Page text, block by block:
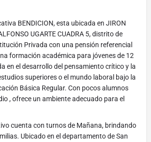
BENDICION, esta ubicada en JIRON
UGARTE CUADRA 5, distrito de
Privada con una pensión referencial
formación académica para jóvenes de 12
en el desarrollo del pensamiento crítico y la
superiores o el mundo laboral bajo la
Básica Regular. Con pocos alumnos
, ofrece un ambiente adecuado para el
cuenta con turnos de Mañana, brindando
Ubicado en el departamento de San